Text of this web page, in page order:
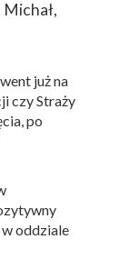
już na
czy Straży
po
oddziale